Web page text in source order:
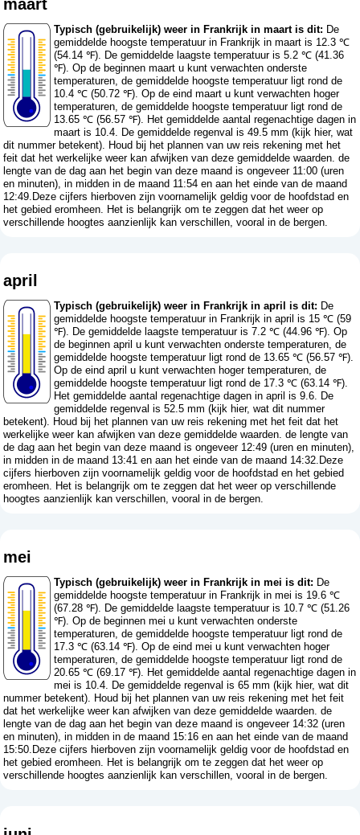
maart
Typisch (gebruikelijk) weer in Frankrijk in maart is dit: De
gemiddelde hoogste temperatuur in Frankrijk in maart is 12.3 ℃
(54.14 ℉). De gemiddelde laagste temperatuur is 5.2 ℃ (41.36
℉). Op de beginnen maart u kunt verwachten onderste
temperaturen, de gemiddelde hoogste temperatuur ligt rond de
10.4 ℃ (50.72 ℉). Op de eind maart u kunt verwachten hoger
temperaturen, de gemiddelde hoogste temperatuur ligt rond de
13.65 ℃ (56.57 ℉). Het gemiddelde aantal regenachtige dagen in
maart is 10.4. De gemiddelde regenval is 49.5 mm (kijk hier, wat
dit nummer betekent). Houd bij het plannen van uw reis rekening met het
feit dat het werkelijke weer kan afwijken van deze gemiddelde waarden. de
lengte van de dag aan het begin van deze maand is ongeveer 11:00 (uren
en minuten), in midden in de maand 11:54 en aan het einde van de maand
12:49.Deze cijfers hierboven zijn voornamelijk geldig voor de hoofdstad en
het gebied eromheen. Het is belangrijk om te zeggen dat het weer op
verschillende hoogtes aanzienlijk kan verschillen, vooral in de bergen.
april
Typisch (gebruikelijk) weer in Frankrijk in april is dit: De
gemiddelde hoogste temperatuur in Frankrijk in april is 15 ℃ (59
℉). De gemiddelde laagste temperatuur is 7.2 ℃ (44.96 ℉). Op
de beginnen april u kunt verwachten onderste temperaturen, de
gemiddelde hoogste temperatuur ligt rond de 13.65 ℃ (56.57 ℉).
Op de eind april u kunt verwachten hoger temperaturen, de
gemiddelde hoogste temperatuur ligt rond de 17.3 ℃ (63.14 ℉).
Het gemiddelde aantal regenachtige dagen in april is 9.6. De
gemiddelde regenval is 52.5 mm (kijk hier, wat dit nummer
betekent). Houd bij het plannen van uw reis rekening met het feit dat het
werkelijke weer kan afwijken van deze gemiddelde waarden. de lengte van
de dag aan het begin van deze maand is ongeveer 12:49 (uren en minuten),
in midden in de maand 13:41 en aan het einde van de maand 14:32.Deze
cijfers hierboven zijn voornamelijk geldig voor de hoofdstad en het gebied
eromheen. Het is belangrijk om te zeggen dat het weer op verschillende
hoogtes aanzienlijk kan verschillen, vooral in de bergen.
mei
Typisch (gebruikelijk) weer in Frankrijk in mei is dit: De
gemiddelde hoogste temperatuur in Frankrijk in mei is 19.6 ℃
(67.28 ℉). De gemiddelde laagste temperatuur is 10.7 ℃ (51.26
℉). Op de beginnen mei u kunt verwachten onderste
temperaturen, de gemiddelde hoogste temperatuur ligt rond de
17.3 ℃ (63.14 ℉). Op de eind mei u kunt verwachten hoger
temperaturen, de gemiddelde hoogste temperatuur ligt rond de
20.65 ℃ (69.17 ℉). Het gemiddelde aantal regenachtige dagen in
mei is 10.4. De gemiddelde regenval is 65 mm (kijk hier, wat dit
nummer betekent). Houd bij het plannen van uw reis rekening met het feit
dat het werkelijke weer kan afwijken van deze gemiddelde waarden. de
lengte van de dag aan het begin van deze maand is ongeveer 14:32 (uren
en minuten), in midden in de maand 15:16 en aan het einde van de maand
15:50.Deze cijfers hierboven zijn voornamelijk geldig voor de hoofdstad en
het gebied eromheen. Het is belangrijk om te zeggen dat het weer op
verschillende hoogtes aanzienlijk kan verschillen, vooral in de bergen.